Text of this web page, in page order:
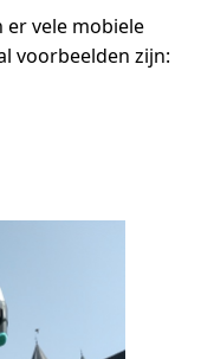
er vele mobiele
voorbeelden zijn: